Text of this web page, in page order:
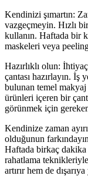
Kendinizi şımartın:
vazgeçmeyin. Hızlı
kullanın. Haftada bir
maskeleri veya
Hazırlıklı olun:
çantası hazırlayın. İş
bulunan temel
ürünleri içeren bir
görünmek için
Kendinize zaman
olduğunun
Haftada birkaç
rahatlama
artırır hem de dışarıya